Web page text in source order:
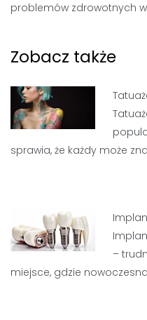
problemów zdrowotnych w
Zobacz także
sprawia, że każdy może
–
miejsce, gdzie